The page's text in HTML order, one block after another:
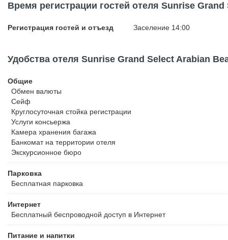
Время регистрации гостей отеля Sunrise
Регистрация гостей и отъезд Заселение 14:00
Удобства отеля Sunrise Grand Select Arabian
Общие
Обмен валюты
Сейф
Круглосуточная стойка регистрации
Услуги консьержа
Камера хранения багажа
Банкомат на территории отеля
Экскурсионное бюро
Парковка
Бесплатная парковка
Интернет
Бесплатный беспроводной доступ в Интернет
Питание и напитки